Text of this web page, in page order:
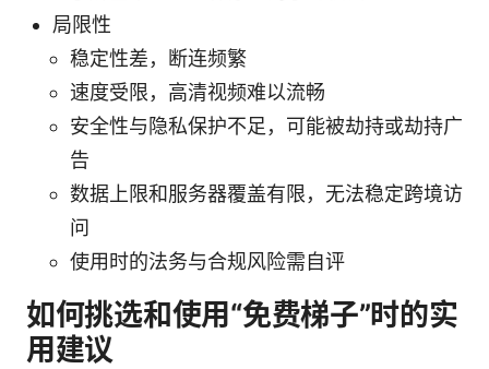
局限性
稳定性差，断连频繁
速度受限，高清视频难以流畅
安全性与隐私保护不足，可能被劫持或劫持广
告
数据上限和服务器覆盖有限，无法稳定跨境访
问
使用时的法务与合规风险需自评
如何挑选和使用“免费梯子”时的实
用建议